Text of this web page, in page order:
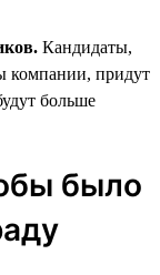
Кандидаты,
компании, придут
больше
было